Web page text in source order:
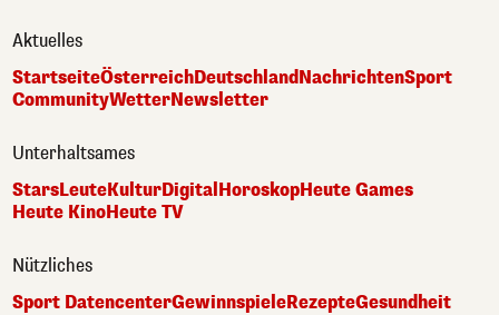
Aktuelles
StartseiteÖsterreichDeutschlandNachrichtenSport
CommunityWetterNewsletter
Unterhaltsames
StarsLeuteKulturDigital HoroskopHeute Games
Heute KinoHeute TV
Nützliches
Sport DatencenterGewinnspieleRezepteGesundheit